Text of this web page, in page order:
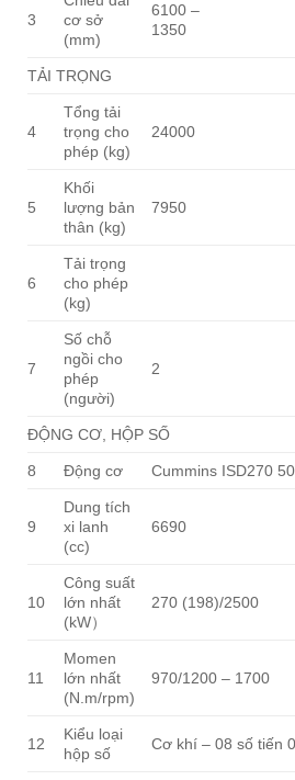
3
cơ sở
(mm)
6100 –
1350
TẢI TRỌNG
4
Tổng tải
trọng cho
phép (kg)
24000
5
Khối
lượng bản
thân (kg)
7950
6
Tải trọng
cho phép
(kg)
7
Số chỗ
ngồi cho
phép
(người)
2
ĐỘNG CƠ, HỘP SỐ
8 Động cơ Cummins ISD270 50
9
Dung tích
xi lanh
(cc)
6690
10
Công suất
lớn nhất
(kW）
270 (198)/2500
11
Momen
lớn nhất
(N.m/rpm)
970/1200 – 1700
12
Kiểu loại
hộp số
Cơ khí – 08 số tiến